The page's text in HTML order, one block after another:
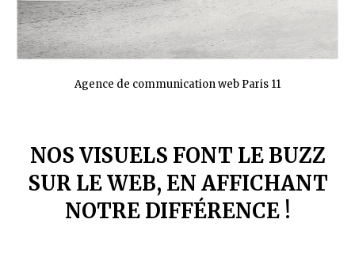
Agence de communication web Paris 11
NOS VISUELS FONT LE BUZZ
SUR LE WEB, EN AFFICHANT
NOTRE DIFFÉRENCE !